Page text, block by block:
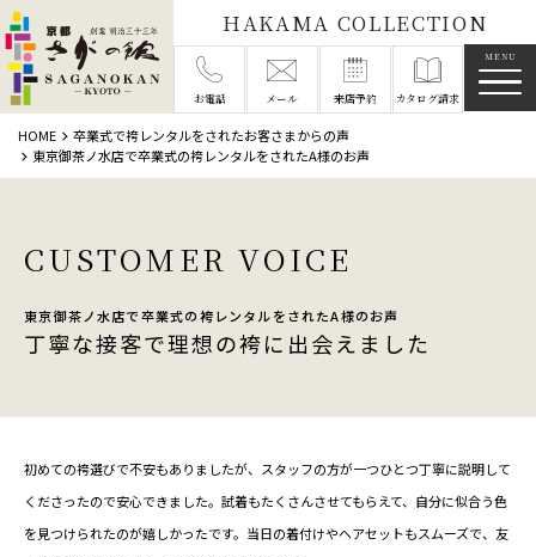
HAKAMA COLLECTION
お電話 メール 来店予約 カタログ請求
HOME
卒業式で袴レンタルをされたお客さまからの声
東京御茶ノ水店で卒業式の袴レンタルをされたA様のお声
CUSTOMER VOICE
東京御茶ノ水店で卒業式の袴レンタルをされたA様のお声
丁寧な接客で理想の袴に出会えました
初めての袴選びで不安もありましたが、スタッフの方が一つひとつ丁寧に説明して
くださったので安心できました。試着もたくさんさせてもらえて、自分に似合う色
を見つけられたのが嬉しかったです。当日の着付けやヘアセットもスムーズで、友
メニ